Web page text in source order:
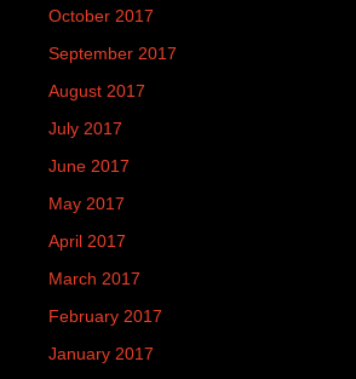
October 2017
September 2017
August 2017
July 2017
June 2017
May 2017
April 2017
March 2017
February 2017
January 2017